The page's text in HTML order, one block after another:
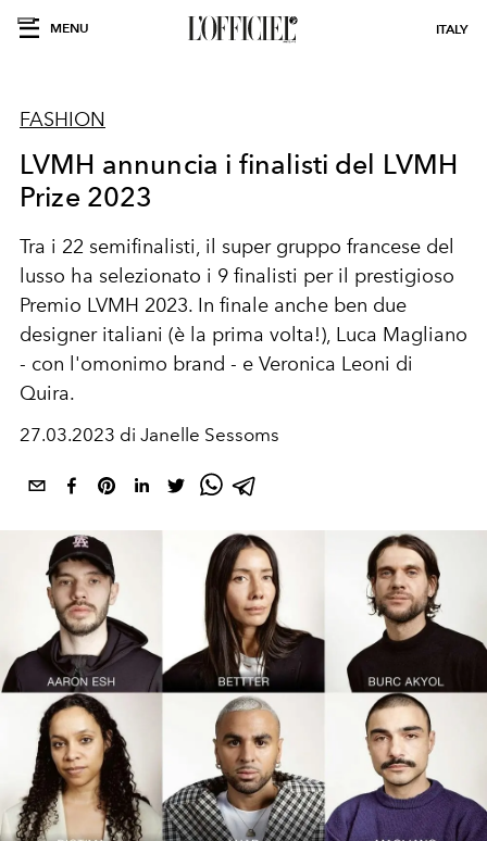
MENU ITALY
FASHION
LVMH annuncia i finalisti del LVMH
Prize 2023
Tra i 22 semifinalisti, il super gruppo francese del
lusso ha selezionato i 9 finalisti per il prestigioso
Premio LVMH 2023. In finale anche ben due
designer italiani (è la prima volta!), Luca Magliano
- con l'omonimo brand - e Veronica Leoni di
Quira.
27.03.2023 di Janelle Sessoms